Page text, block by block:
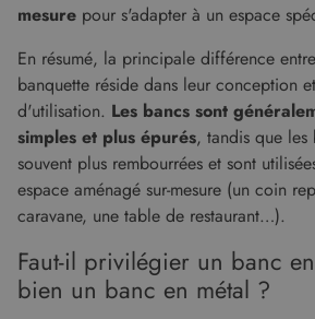
mesure pour s'adapter à un espace
En résumé, la principale différence
banquette réside dans leur conception
d'utilisation. Les bancs sont
simples et plus épurés, tandis que les
souvent plus rembourrées et sont
espace aménagé sur-mesure (un coin
caravane, une table de restaurant…).
Faut-il privilégier un banc
bien un banc en métal ?